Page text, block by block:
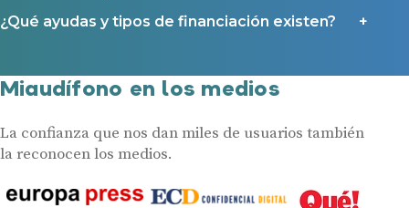
¿Qué ayudas y tipos de financiación existen?
Miaudífono en los medios
La confianza que nos dan miles de usuarios también
la reconocen los medios.